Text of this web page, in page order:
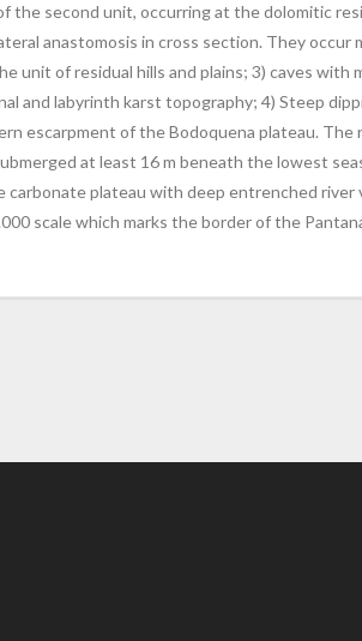
second unit, occurring at the dolomitic
anastomosis in cross section. They
unit of residual hills and plains; 3) caves
and labyrinth karst topography; 4) Steep
escarpment of the Bodoquena plateau.
at least 16 m beneath the lowest
plateau with deep entrenched
scale which marks the border of the